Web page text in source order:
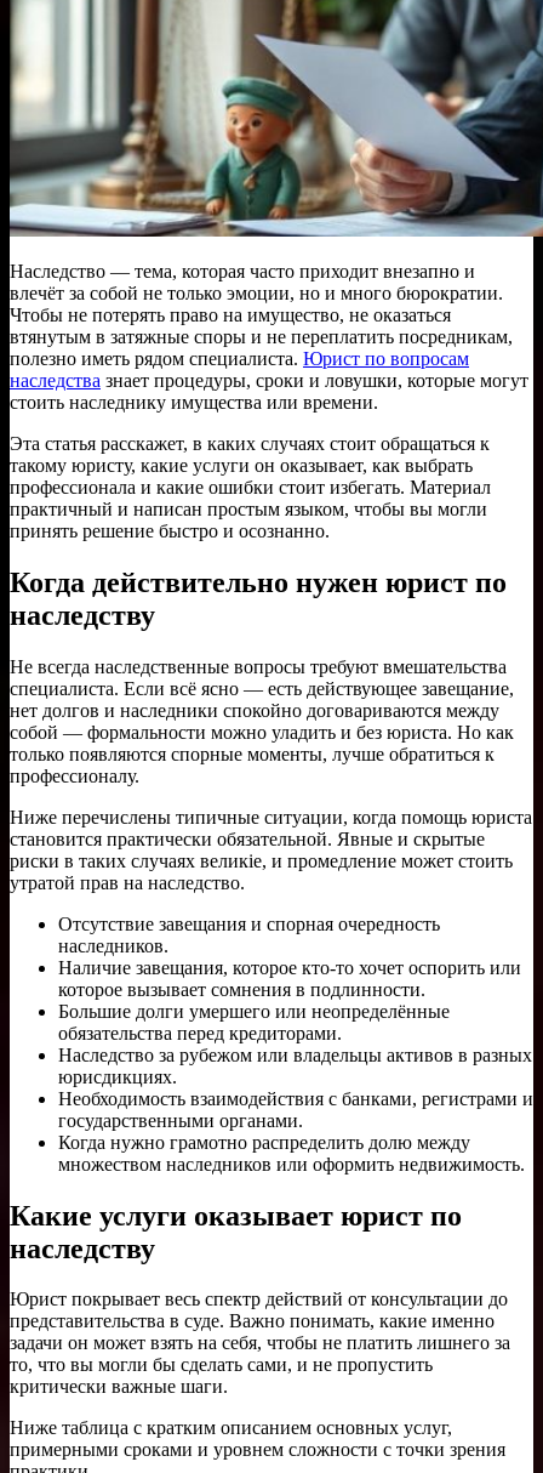
Наследство — тема, которая часто приходит внезапно и
влечёт за собой не только эмоции, но и много бюрократии.
Чтобы не потерять право на имущество, не оказаться
втянутым в затяжные споры и не переплатить посредникам,
полезно иметь рядом специалиста. Юрист по вопросам
наследства знает процедуры, сроки и ловушки, которые могут
стоить наследнику имущества или времени.
Эта статья расскажет, в каких случаях стоит обращаться к
такому юристу, какие услуги он оказывает, как выбрать
профессионала и какие ошибки стоит избегать. Материал
практичный и написан простым языком, чтобы вы могли
принять решение быстро и осознанно.
Когда действительно нужен юрист по
наследству
Не всегда наследственные вопросы требуют вмешательства
специалиста. Если всё ясно — есть действующее завещание,
нет долгов и наследники спокойно договариваются между
собой — формальности можно уладить и без юриста. Но как
только появляются спорные моменты, лучше обратиться к
профессионалу.
Ниже перечислены типичные ситуации, когда помощь юриста
становится практически обязательной. Явные и скрытые
риски в таких случаях великіе, и промедление может стоить
утратой прав на наследство.
Отсутствие завещания и спорная очередность
наследников.
Наличие завещания, которое кто-то хочет оспорить или
которое вызывает сомнения в подлинности.
Большие долги умершего или неопределённые
обязательства перед кредиторами.
Наследство за рубежом или владельцы активов в разных
юрисдикциях.
Необходимость взаимодействия с банками, регистрами и
государственными органами.
Когда нужно грамотно распределить долю между
множеством наследников или оформить недвижимость.
Какие услуги оказывает юрист по
наследству
Юрист покрывает весь спектр действий от консультации до
представительства в суде. Важно понимать, какие именно
задачи он может взять на себя, чтобы не платить лишнего за
то, что вы могли бы сделать сами, и не пропустить
критически важные шаги.
Ниже таблица с кратким описанием основных услуг,
примерными сроками и уровнем сложности с точки зрения